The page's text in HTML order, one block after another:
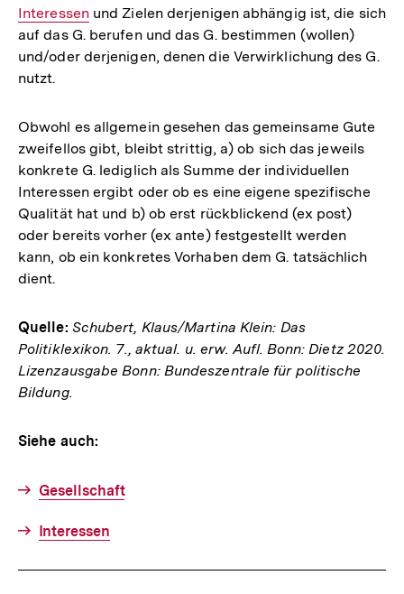
Link:
Interessenund Zielen derjenigen abhängig ist, die sich
auf das G. berufen und das G. bestimmen (wollen)
und/oder derjenigen, denen die Verwirklichung des G.
nutzt.
Obwohl es allgemein gesehen das gemeinsame Gute
zweifellos gibt, bleibt strittig, a) ob sich das jeweils
konkrete G. lediglich als Summe der individuellen
Interessen ergibt oder ob es eine eigene spezifische
Qualität hat und b) ob erst rückblickend (ex post)
oder bereits vorher (ex ante) festgestellt werden
kann, ob ein konkretes Vorhaben dem G. tatsächlich
dient.
Quelle: Schubert, Klaus/Martina Klein: Das
Politiklexikon. 7., aktual. u. erw. Aufl. Bonn: Dietz 2020.
Lizenzausgabe Bonn: Bundeszentrale für politische
Bildung.
Siehe auch:
Gesellschaft
Interessen